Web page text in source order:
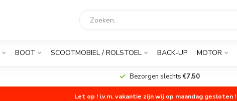
BOOT SCOOTMOBIEL / ROLSTOEL BACK-UP MOTOR
Bezorgen slechts€7,50
Let op ! i.v.m. vakantie zijn wij op maandag gesloten !